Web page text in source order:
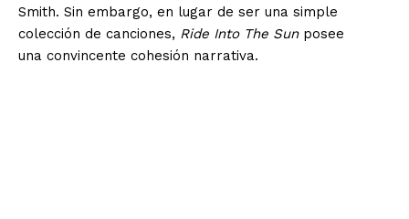
Smith. Sin embargo, en lugar de ser una simple
colección de canciones, Ride Into The Sunposee
una convincente cohesión narrativa.